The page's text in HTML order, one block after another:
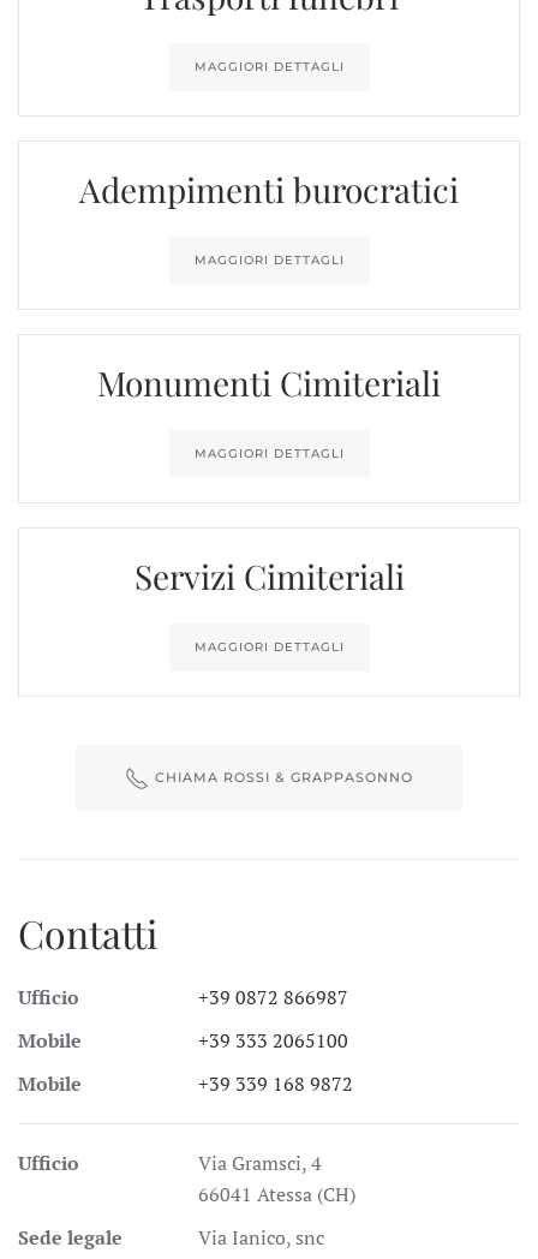
MAGGIORI DETTAGLI
Adempimenti burocratici
MAGGIORI DETTAGLI
Monumenti Cimiteriali
MAGGIORI DETTAGLI
Servizi Cimiteriali
MAGGIORI DETTAGLI
CHIAMA ROSSI & GRAPPASONNO
Contatti
Ufficio
+39 0872 866987
Mobile
+39 333 2065100
Mobile
+39 339 168 9872
Ufficio
Via Gramsci, 4
66041 Atessa (CH)
Sede legale
Via Ianico, snc